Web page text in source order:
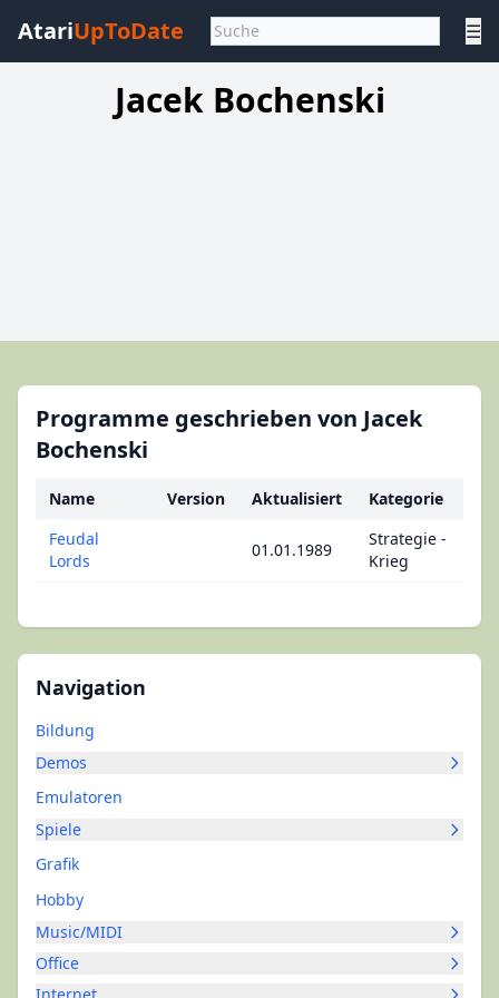
AtariUpToDate ☰
Jacek Bochenski
Navigation
Bildung
Demos
Emulatoren
Spiele
Grafik
Hobby
Music/MIDI
Office
Programme geschrieben von Jacek
Bochenski
Name Version Aktualisiert
Kategorie
Feudal
Lords
01.01.1989
Strategie -
Krieg